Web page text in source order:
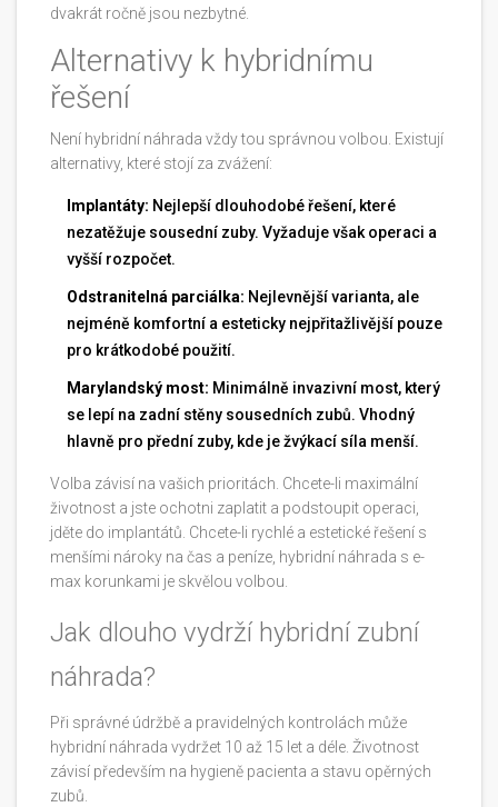
dvakrát ročně jsou nezbytné.
Alternativy k hybridnímu
řešení
Není hybridní náhrada vždy tou správnou volbou. Existují
alternativy, které stojí za zvážení:
Implantáty: Nejlepší dlouhodobé řešení, které
nezatěžuje sousední zuby. Vyžaduje však operaci a
vyšší rozpočet.
Odstranitelná parciálka: Nejlevnější varianta, ale
nejméně komfortní a esteticky nejpřitažlivější pouze
pro krátkodobé použití.
Marylandský most: Minimálně invazivní most, který
se lepí na zadní stěny sousedních zubů. Vhodný
hlavně pro přední zuby, kde je žvýkací síla menší.
Volba závisí na vašich prioritách. Chcete-li maximální
životnost a jste ochotni zaplatit a podstoupit operaci,
jděte do implantátů. Chcete-li rychlé a estetické řešení s
menšími nároky na čas a peníze, hybridní náhrada s e-
max korunkami je skvělou volbou.
Jak dlouho vydrží hybridní zubní
náhrada?
Při správné údržbě a pravidelných kontrolách může
hybridní náhrada vydržet 10 až 15 let a déle. Životnost
závisí především na hygieně pacienta a stavu opěrných
zubů.